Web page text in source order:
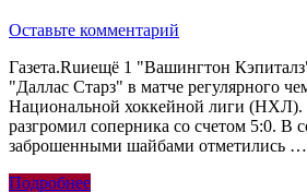
Оставьте комментарий
Газета.Ruиещё 1 "Вашингтон
"Даллас Старз" в матче регулярного
Национальной хоккейной лиги
разгромил соперника со счетом 5:0. В
заброшенными шайбами отметились …
Подробнее